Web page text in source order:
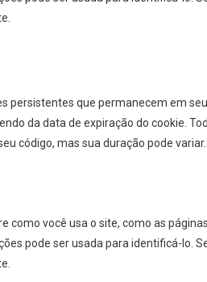
persistentes que permanecem em
da data de expiração do cookie.
código, mas sua duração pode variar.
como você usa o site, como as
pode ser usada para identificá-lo.